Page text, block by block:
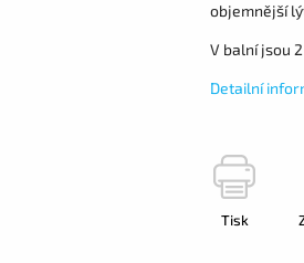
objemnější
V balní jsou
Detailní
Tisk